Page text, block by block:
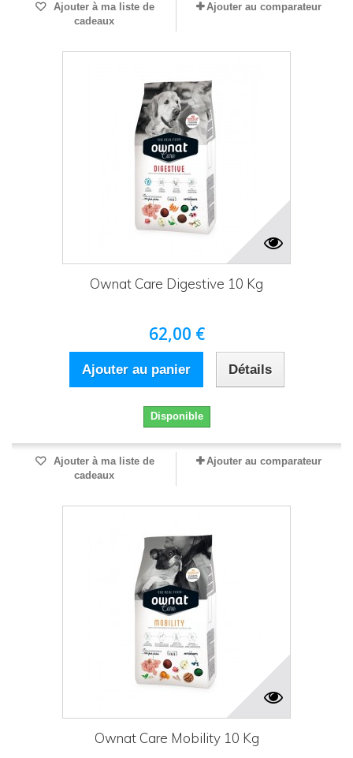
Ajouter à ma liste de
cadeaux
Ajouter au comparateur
Ownat Care Digestive 10 Kg
62,00 €
Ajouter au panier Détails
Disponible
Ajouter à ma liste de
cadeaux
Ajouter au comparateur
Ownat Care Mobility 10 Kg